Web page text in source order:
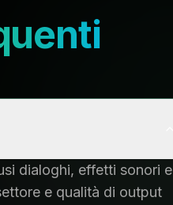
dialoghi, effetti sonori e
e qualità di output